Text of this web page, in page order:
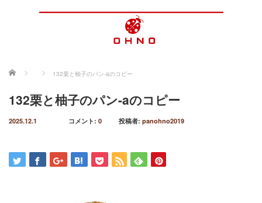
ホーム 132栗と柚子のパン-aのコピー
132栗と柚子のパン-aのコピー
2025.12.1 コメント: 0 投稿者: panohno2019